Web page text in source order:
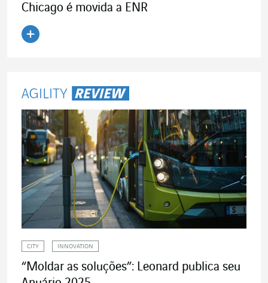
Chicago é movida a ENR
CITY INNOVATION
“Moldar as soluções”: Leonard publica seu